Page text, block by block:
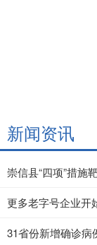
新闻资讯
崇信县“四项”措施
更多老字号企业开
31省份新增确诊病